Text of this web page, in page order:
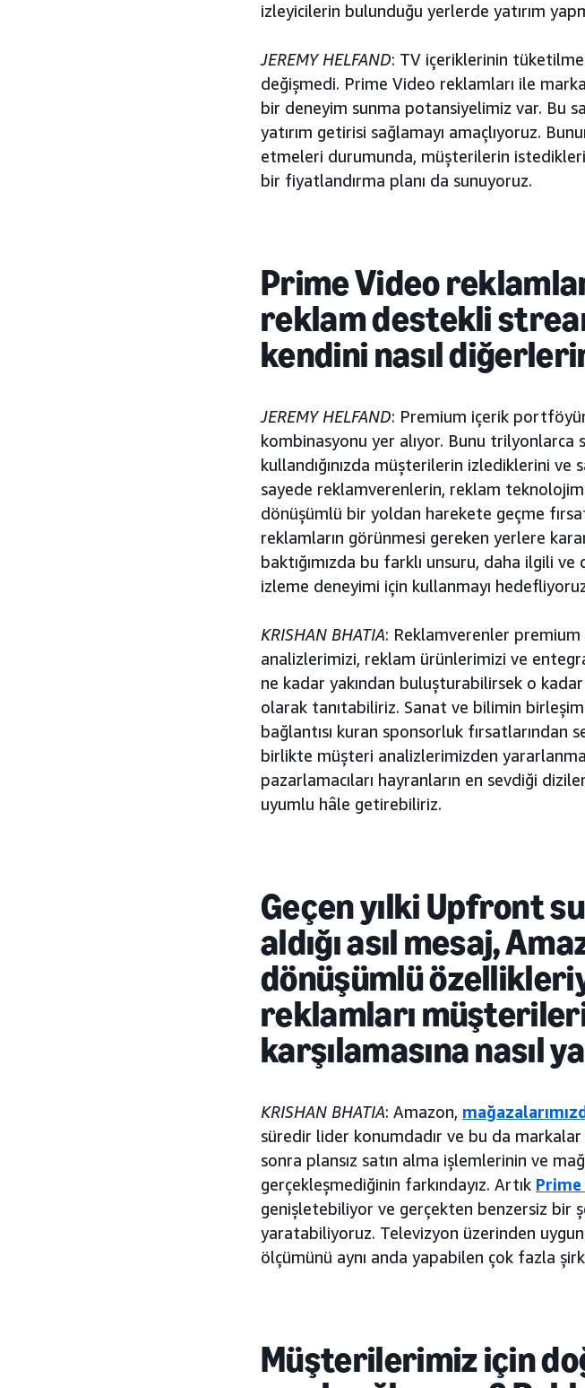
izleyicilerin bulunduğu yerlerde yatırım
JEREMY HELFAND: TV içeriklerinin
değişmedi. Prime Video reklamları ile
bir deneyim sunma potansiyelimiz var. Bu
yatırım getirisi sağlamayı amaçlıyoruz.
etmeleri durumunda, müşterilerin istedikleri
bir fiyatlandırma planı da sunuyoruz.
Prime Video
reklam destekli
kendini nasıl
JEREMY HELFAND: Premium içerik
kombinasyonu yer alıyor. Bunu
kullandığınızda müşterilerin izlediklerini ve
sayede reklamverenlerin, reklam
dönüşümlü bir yoldan harekete geçme
reklamların görünmesi gereken yerlere
baktığımızda bu farklı unsuru, daha ilgili
izleme deneyimi için kullanmayı
KRISHAN BHATIA: Reklamverenler
analizlerimizi, reklam ürünlerimizi ve
ne kadar yakından buluşturabilirsek o
olarak tanıtabiliriz. Sanat ve bilimin
bağlantısı kuran sponsorluk fırsatlarından
birlikte müşteri analizlerimizden
pazarlamacıları hayranların en sevdiği
uyumlu hâle getirebiliriz.
Geçen yılki Upfront
aldığı asıl mesaj,
dönüşümlü
reklamları
karşılamasına nasıl
KRISHAN BHATIA: Amazon,
süredir lider konumdadır ve bu da
sonra plansız satın alma işlemlerinin ve
gerçekleşmediğinin farkındayız. Artık
genişletebiliyor ve gerçekten benzersiz bir
yaratabiliyoruz. Televizyon üzerinden
ölçümünü aynı anda yapabilen çok fazla
Müşterilerimiz için